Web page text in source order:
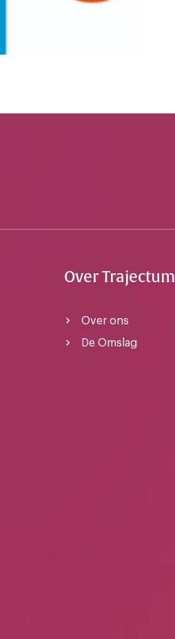
Over Trajectum
Over ons
De Omslag